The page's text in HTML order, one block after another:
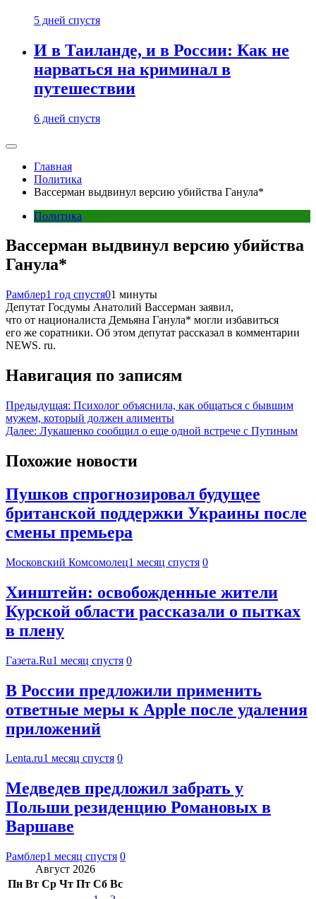
5 дней спустя
И в Таиланде, и в России: Как не
нарваться на криминал в
путешествии
6 дней спустя
Главная
Политика
Вассерман выдвинул версию убийства Ганула*
Политика
Вассерман выдвинул версию убийства
Ганула*
Рамблер1 год спустя01 минуты
Депутат Госдумы Анатолий Вассерман заявил,
что от националиста Демьяна Ганула* могли избавиться
его же соратники. Об этом депутат рассказал в комментарии
NEWS. ru.
Навигация по записям
Предыдущая: Психолог объяснила, как общаться с бывшим
мужем, который должен алименты
Далее: Лукашенко сообщил о еще одной встрече с Путиным
Похожие новости
Пушков спрогнозировал будущее
британской поддержки Украины после
смены премьера
Московский Комсомолец1 месяц спустя 0
Хинштейн: освобожденные жители
Курской области рассказали о пытках
в плену
Газета.Ru1 месяц спустя 0
В России предложили применить
ответные меры к Apple после удаления
приложений
Lenta.ru1 месяц спустя 0
Медведев предложил забрать у
Польши резиденцию Романовых в
Варшаве
Рамблер1 месяц спустя 0
Август 2026
Пн Вт Ср Чт Пт Сб Вс